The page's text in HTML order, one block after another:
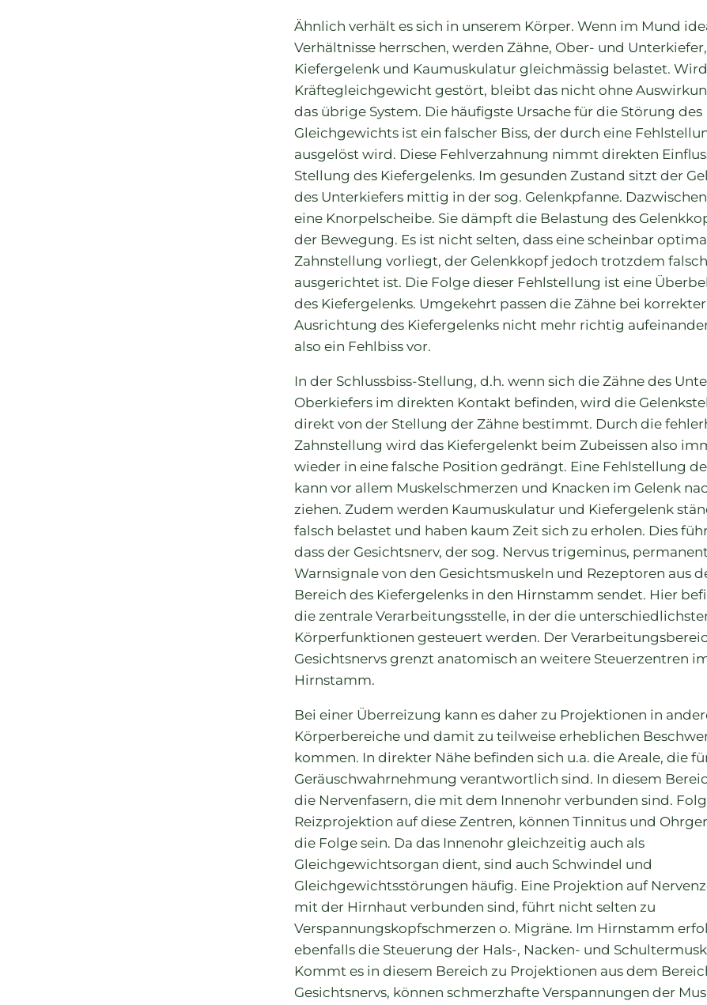
Ähnlich verhält es sich in unserem Körper. Wenn im Mund
Verhältnisse herrschen, werden Zähne, Ober- und Unterkiefer,
Kiefergelenk und Kaumuskulatur gleichmässig belastet.
Kräftegleichgewicht gestört, bleibt das nicht ohne
das übrige System. Die häufigste Ursache für die Störung des
Gleichgewichts ist ein falscher Biss, der durch eine
ausgelöst wird. Diese Fehlverzahnung nimmt direkten
Stellung des Kiefergelenks. Im gesunden Zustand sitzt der
des Unterkiefers mittig in der sog. Gelenkpfanne.
eine Knorpelscheibe. Sie dämpft die Belastung des
der Bewegung. Es ist nicht selten, dass eine scheinbar
Zahnstellung vorliegt, der Gelenkkopf jedoch trotzdem falsch
ausgerichtet ist. Die Folge dieser Fehlstellung ist eine
des Kiefergelenks. Umgekehrt passen die Zähne bei korrekter
Ausrichtung des Kiefergelenks nicht mehr richtig
also ein Fehlbiss vor.
In der Schlussbiss-Stellung, d.h. wenn sich die Zähne des
Oberkiefers im direkten Kontakt befinden, wird die
direkt von der Stellung der Zähne bestimmt. Durch die
Zahnstellung wird das Kiefergelenkt beim Zubeissen also
wieder in eine falsche Position gedrängt. Eine Fehlstellung
kann vor allem Muskelschmerzen und Knacken im Gelenk
ziehen. Zudem werden Kaumuskulatur und Kiefergelenk
falsch belastet und haben kaum Zeit sich zu erholen. Dies
dass der Gesichtsnerv, der sog. Nervus trigeminus,
Warnsignale von den Gesichtsmuskeln und Rezeptoren aus
Bereich des Kiefergelenks in den Hirnstamm sendet. Hier
die zentrale Verarbeitungsstelle, in der die
Körperfunktionen gesteuert werden. Der
Gesichtsnervs grenzt anatomisch an weitere Steuerzentren
Hirnstamm.
Bei einer Überreizung kann es daher zu Projektionen in
Körperbereiche und damit zu teilweise erheblichen
kommen. In direkter Nähe befinden sich u.a. die Areale, die
Geräuschwahrnehmung verantwortlich sind. In diesem
die Nervenfasern, die mit dem Innenohr verbunden sind.
Reizprojektion auf diese Zentren, können Tinnitus und
die Folge sein. Da das Innenohr gleichzeitig auch als
Gleichgewichtsorgan dient, sind auch Schwindel und
Gleichgewichtsstörungen häufig. Eine Projektion auf
mit der Hirnhaut verbunden sind, führt nicht selten zu
Verspannungskopfschmerzen o. Migräne. Im Hirnstamm
ebenfalls die Steuerung der Hals-, Nacken- und
Kommt es in diesem Bereich zu Projektionen aus dem
Gesichtsnervs, können schmerzhafte Verspannungen der